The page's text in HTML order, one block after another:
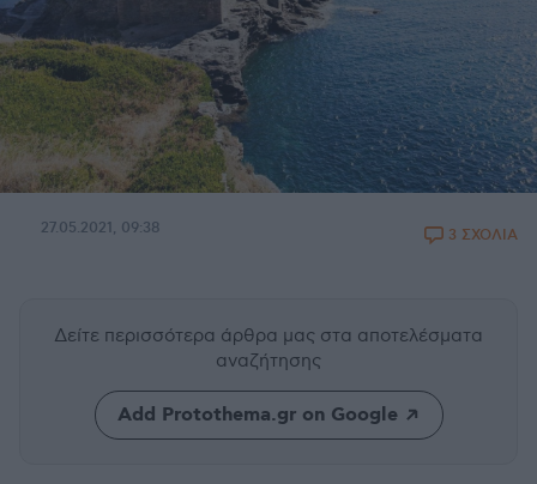
27.05.2021, 09:38 3 ΣΧΟΛΙΑ
Δείτε περισσότερα άρθρα μας στα αποτελέσματα
αναζήτησης
Add Protothema.gr on Google